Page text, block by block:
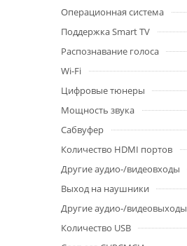
Операционная система
Поддержка Smart TV
Распознавание голоса
Wi-Fi
Цифровые тюнеры
Мощность звука
Сабвуфер
Количество HDMI портов
Другие аудио-/видеовходы
Выход на наушники
Другие аудио-/видеовыходы
Количество USB